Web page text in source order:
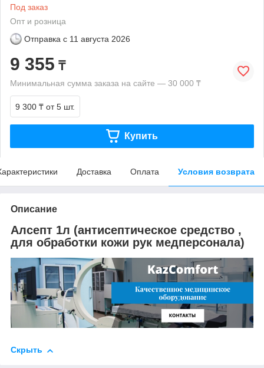
Под заказ
Опт и розница
Отправка с 11 августа 2026
9 355 ₸
Минимальная сумма заказа на сайте — 30 000 ₸
9 300 ₸ от 5 шт.
Купить
Доставка Оплата Условия возврата
Описание
Алсепт 1л (антисептическое средство ,
для обработки кожи рук медперсонала)
Скрыть